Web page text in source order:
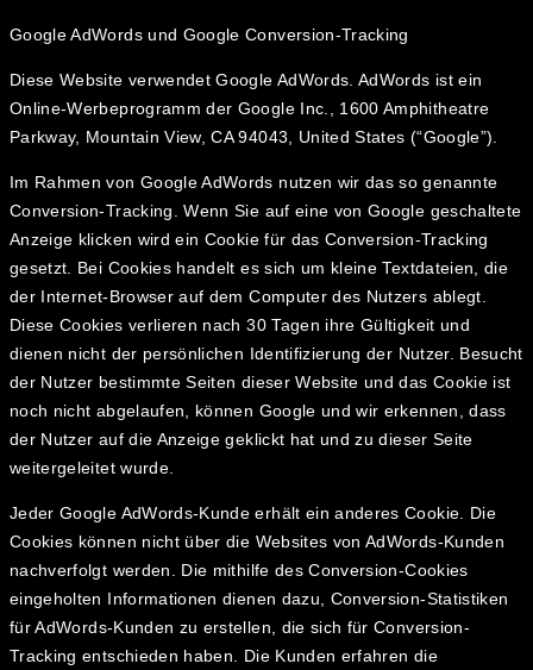
Google AdWords und Google Conversion-Tracking
Diese Website verwendet Google AdWords. AdWords ist ein
Online-Werbeprogramm der Google Inc., 1600 Amphitheatre
Parkway, Mountain View, CA 94043, United States (“Google”).
Im Rahmen von Google AdWords nutzen wir das so genannte
Conversion-Tracking. Wenn Sie auf eine von Google geschaltete
Anzeige klicken wird ein Cookie für das Conversion-Tracking
gesetzt. Bei Cookies handelt es sich um kleine Textdateien, die
der Internet-Browser auf dem Computer des Nutzers ablegt.
Diese Cookies verlieren nach 30 Tagen ihre Gültigkeit und
dienen nicht der persönlichen Identifizierung der Nutzer. Besucht
der Nutzer bestimmte Seiten dieser Website und das Cookie ist
noch nicht abgelaufen, können Google und wir erkennen, dass
der Nutzer auf die Anzeige geklickt hat und zu dieser Seite
weitergeleitet wurde.
Jeder Google AdWords-Kunde erhält ein anderes Cookie. Die
Cookies können nicht über die Websites von AdWords-Kunden
nachverfolgt werden. Die mithilfe des Conversion-Cookies
eingeholten Informationen dienen dazu, Conversion-Statistiken
für AdWords-Kunden zu erstellen, die sich für Conversion-
Tracking entschieden haben. Die Kunden erfahren die